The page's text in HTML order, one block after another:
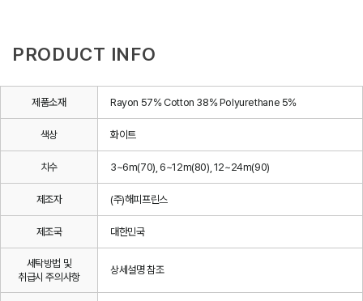
PRODUCT INFO
제품소재 Rayon 57% Cotton 38% Polyurethane 5%
색상 화이트
치수 3~6m(70), 6~12m(80), 12~24m(90)
제조자 (주)해피프린스
제조국 대한민국
세탁방법 및
취급시 주의사항
상세설명 참조